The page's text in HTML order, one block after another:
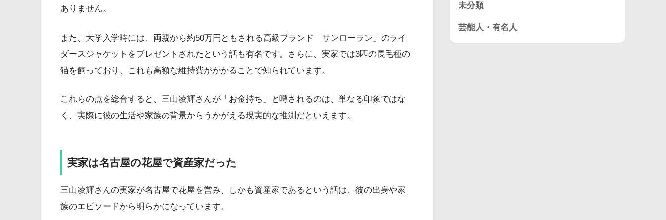
ありません。
また、大学入学時には、両親から約50万円ともされる高級ブランド「サンローラン」のライ
ダースジャケットをプレゼントされたという話も有名です。さらに、実家では3匹の長毛種の
猫を飼っており、これも高額な維持費がかかることで知られています。
これらの点を総合すると、三山凌輝さんが「お金持ち」と噂されるのは、単なる印象ではな
く、実際に彼の生活や家族の背景からうかがえる現実的な推測だといえます。
実家は名古屋の花屋で資産家だった
三山凌輝さんの実家が名古屋で花屋を営み、しかも資産家であるという話は、彼の出身や家
族のエピソードから明らかになっています。
未分類
芸能人・有名人